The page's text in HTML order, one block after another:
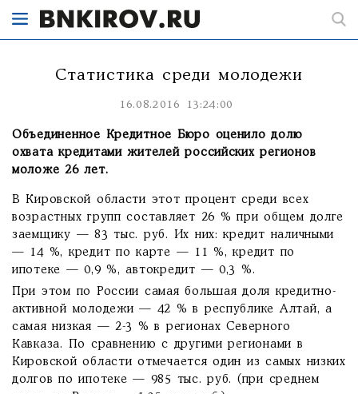
Статистика среди молодежи
16.08.2016 13:24:00
Объединенное Кредитное Бюро оценило долю
охвата кредитами жителей российских регионов
моложе 26 лет.
В Кировской области этот процент среди всех
возрастных групп составляет 26 % при общем долге
заемщику — 83 тыс. руб. Их них: кредит наличными
— 14 %, кредит по карте — 11 %, кредит по
ипотеке — 0,9 %, автокредит — 0,3 %.
При этом по России самая большая доля кредитно-
активной молодежи — 42 % в республике Алтай, а
самая низкая — 2-3 % в регионах Северного
Кавказа. По сравнению с другими регионами в
Кировской области отмечается один из самых низких
долгов по ипотеке — 985 тыс. руб. (при среднем